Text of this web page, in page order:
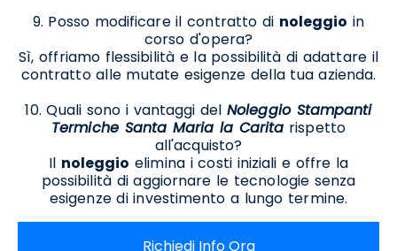
9. Posso modificare il contratto di noleggio in
corso d'opera?
Sì, offriamo flessibilità e la possibilità di adattare il
contratto alle mutate esigenze della tua azienda.
10. Quali sono i vantaggi delNoleggio Stampanti
Termiche Santa Maria la Carita rispetto
all'acquisto?
Il noleggio elimina i costi iniziali e offre la
possibilità di aggiornare le tecnologie senza
esigenze di investimento a lungo termine.
Richiedi Info Ora